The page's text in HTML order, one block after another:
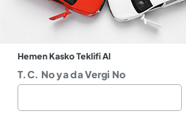
Hemen Kasko Teklifi Al
T.C. No ya da Vergi No